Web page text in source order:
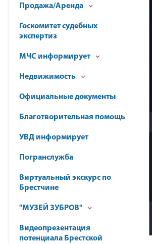
Продажа/Аренда
Госкомитет судебных
экспертиз
МЧС информирует
Недвижимость
Официальные документы
Благотворительная помощь
УВД информирует
Погранслужба
Виртуальный экскурс по
Брестчине
"МУЗЕЙ ЗУБРОВ"
Видеопрезентация
потенциала Брестской